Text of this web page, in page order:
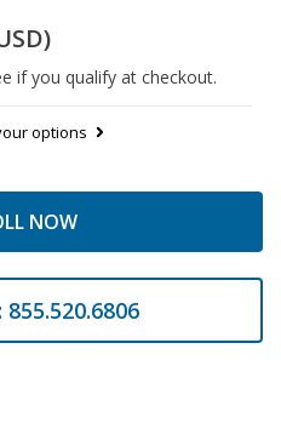
if you qualify at checkout.
options
NOW
855.520.6806